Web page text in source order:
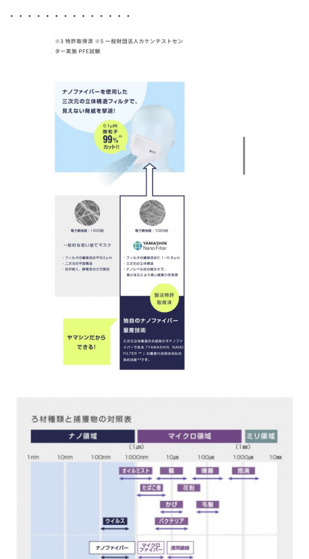
・・・・・・・・・・・・・・